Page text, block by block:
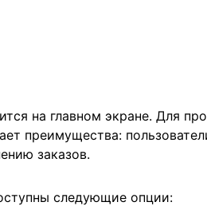
на главном экране. Для
преимущества:
заказов.
следующие опции: